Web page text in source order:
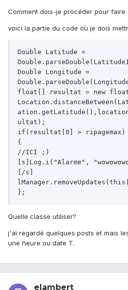
Comment dois-je procéder pour faire
voici la partie du code où je dois
Double Latitude =
Double Longitude =
float[] resultat = new
ultat);
if(resultat[0] > ripagemax)
{
//ICI ;)
[s]Log.i("Alarme",
[/s]
};
Quelle classe utiliser?
j'ai regardé quelques posts et mais
une heure ou date T.
elambert